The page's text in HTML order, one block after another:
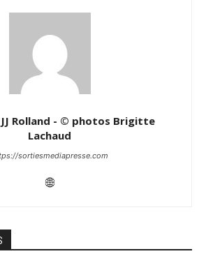
Rolland - © photos Brigitte
Lachaud
sortiesmediapresse.com